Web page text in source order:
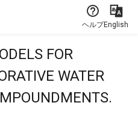
ヘルプEnglish
FOR
WATER